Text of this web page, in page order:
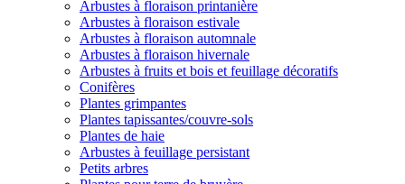
Arbustes à floraison printanière
Arbustes à floraison estivale
Arbustes à floraison automnale
Arbustes à floraison hivernale
Arbustes à fruits et bois et feuillage décoratifs
Conifères
Plantes grimpantes
Plantes tapissantes/couvre-sols
Plantes de haie
Arbustes à feuillage persistant
Petits arbres